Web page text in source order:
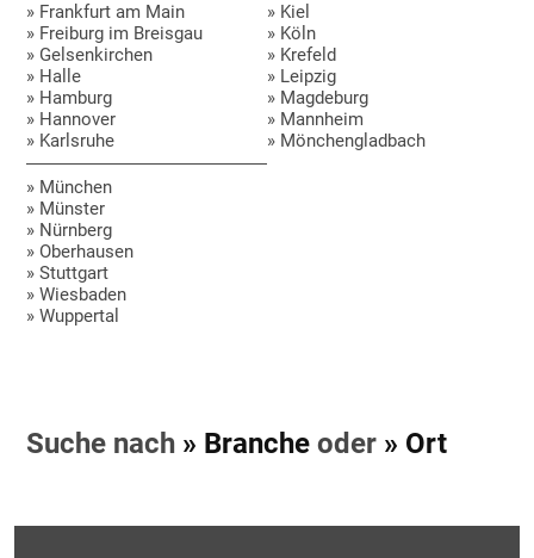
» Frankfurt am Main
» Freiburg im Breisgau
» Gelsenkirchen
» Halle
» Hamburg
» Hannover
» Karlsruhe
» Kiel
» Köln
» Krefeld
» Leipzig
» Magdeburg
» Mannheim
» Mönchengladbach
» München
» Münster
» Nürnberg
» Oberhausen
» Stuttgart
» Wiesbaden
» Wuppertal
Suche nach » Branche oder » Ort